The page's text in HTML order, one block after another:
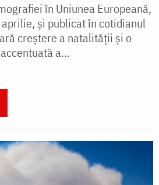
în Uniunea Europeană,
şi publicat în cotidianul
creştere a natalităţii şi o
a...